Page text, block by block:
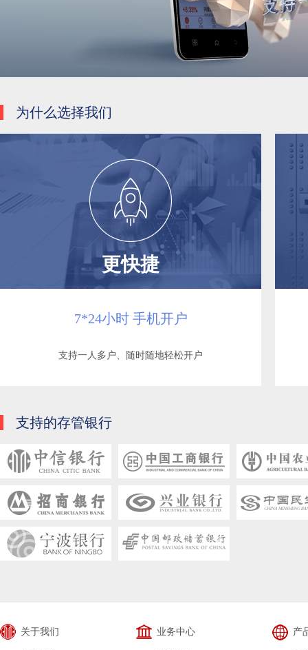
为什么选择我们
更快捷
7*24小时 手机开户
支持一人多户、随时随地轻松开户
支持的存管银行
关于我们 业务中心 产